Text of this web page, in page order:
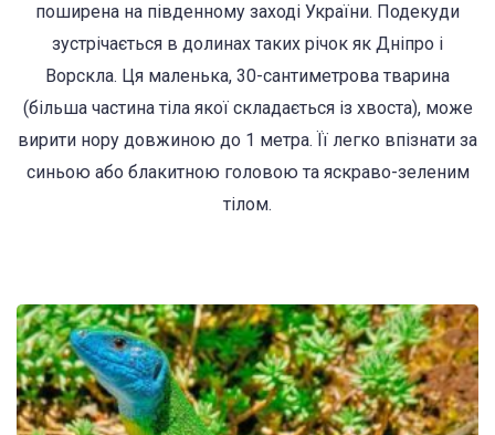
поширена на південному заході України. Подекуди
зустрічається в долинах таких річок як Дніпро і
Ворскла. Ця маленька, 30-сантиметрова тварина
(більша частина тіла якої складається із хвоста), може
вирити нору довжиною до 1 метра. Її легко впізнати за
синьою або блакитною головою та яскраво-зеленим
тілом.